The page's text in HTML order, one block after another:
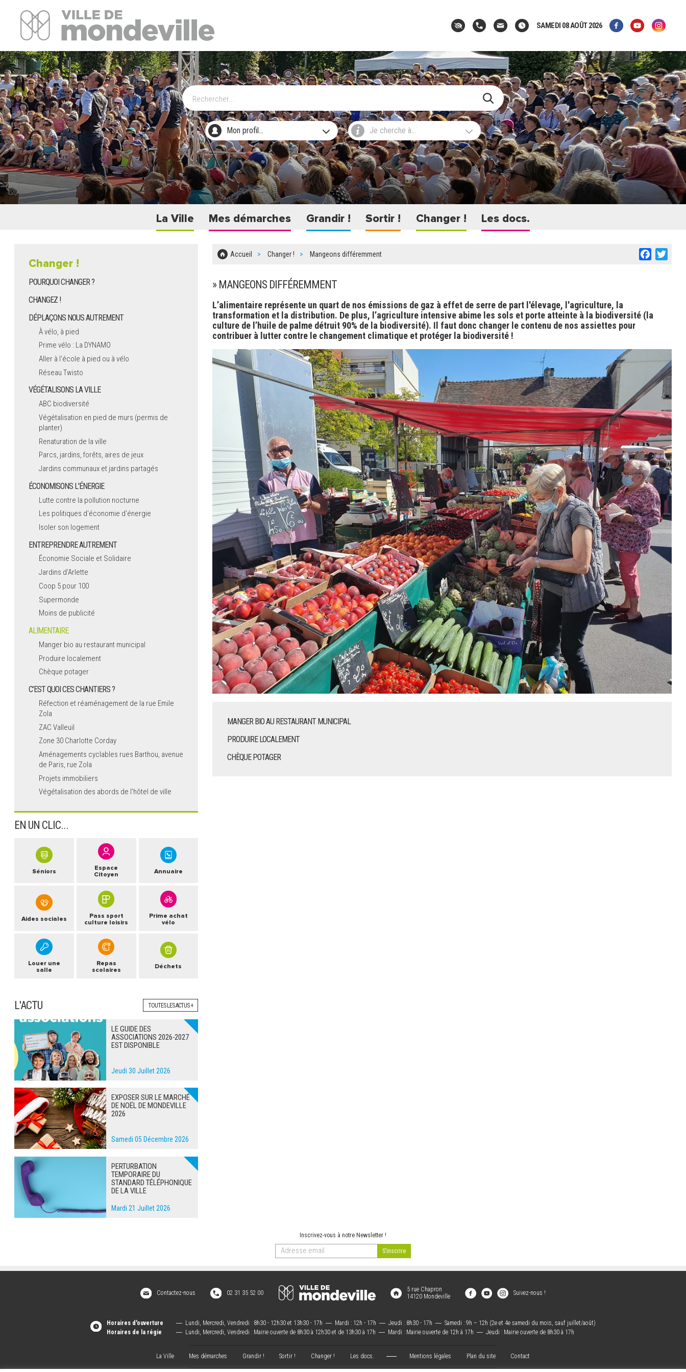
Site Officiel de la ville de Mondeville
SAMEDI 08 AOÛT 2026
Mon profil... Je cherche à...
La Ville Mes démarches Grandir ! Sortir ! Changer ! Les docs.
Facebook
Accueil Changer ! Mangeons différemment
» MANGEONS DIFFÉREMMENT
L’alimentaire représente un quart de nos émissions de gaz à effet de serre de part l'élevage, l'agriculture, la
transformation et la distribution. De plus, l’agriculture intensive abime les sols et porte atteinte à la biodiversité (la
culture de l’huile de palme détruit 90% de la biodiversité). Il faut donc changer le contenu de nos assiettes pour
contribuer à lutter contre le changement climatique et protéger la biodiversité !
MANGER BIO AU RESTAURANT MUNICIPAL
PRODUIRE LOCALEMENT
CHÈQUE POTAGER
Changer !
POURQUOI CHANGER ?
CHANGEZ !
DÉPLAÇONS NOUS AUTREMENT
À vélo, à pied
Prime vélo : La DYNAMO
Aller à l'école à pied ou à vélo
Réseau Twisto
VÉGÉTALISONS LA VILLE
ABC biodiversité
Végétalisation en pied de murs (permis de
planter)
Renaturation de la ville
Parcs, jardins, forêts, aires de jeux
Jardins communaux et jardins partagés
ÉCONOMISONS L'ÉNERGIE
Lutte contre la pollution nocturne
Les politiques d'économie d'énergie
Isoler son logement
ENTREPRENDRE AUTREMENT
Économie Sociale et Solidaire
Jardins d'Arlette
Coop 5 pour 100
Supermonde
Moins de publicité
ALIMENTAIRE
Manger bio au restaurant municipal
Produire localement
Chèque potager
C’EST QUOI CES CHANTIERS ?
Réfection et réaménagement de la rue Emile
Zola
ZAC Valleuil
Zone 30 Charlotte Corday
Aménagements cyclables rues Barthou, avenue
de Paris, rue Zola
Projets immobiliers
Végétalisation des abords de l’hôtel de ville
EN UN CLIC...
Séniors
Espace
Citoyen
Annuaire
Aides sociales
Pass sport
culture loisirs
Prime achat
vélo
Louer une
salle
Repas
scolaires
Déchets
L'ACTU TOUTES LES ACTUS +
LE GUIDE DES
ASSOCIATIONS 2026-2027
EST DISPONIBLE
Jeudi 30 Juillet 2026
EXPOSER SUR LE MARCHÉ
DE NOËL DE MONDEVILLE
2026
Samedi 05 Décembre 2026
PERTURBATION
TEMPORAIRE DU
STANDARD TÉLÉPHONIQUE
DE LA VILLE
Mardi 21 Juillet 2026
Inscrivez-vous à notre Newsletter !
Contactez-nous 02 31 35 52 00
5 rue Chapron
14120 Mondeville
Suivez-nous !
Horaires d'ouverture ― Lundi, Mercredi, Vendredi : 8h30 - 12h30 et 13h30 - 17h ― Mardi : 12h - 17h ― Jeudi : 8h30 - 17h ― Samedi : 9h – 12h (2e et 4e samedi du mois, sauf juillet/août)
Horaires de la régie
― Lundi, Mercredi, Vendredi : Mairie ouverte de 8h30 à 12h30 et de 13h30 à 17h ― Mardi : Mairie ouverte de 12h à 17h ― Jeudi : Mairie ouverte de 8h30 à 17h
La Ville Mes démarches Grandir ! Sortir ! Changer ! Les docs. Mentions légales Plan du site Contact